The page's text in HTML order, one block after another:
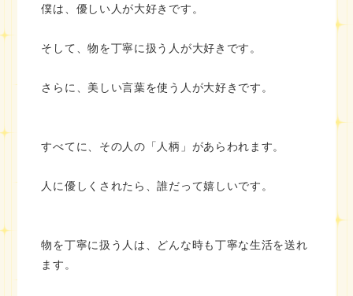
僕は、優しい人が大好きです。
そして、物を丁寧に扱う人が大好きです。
さらに、美しい言葉を使う人が大好きです。
すべてに、その人の「人柄」があらわれます。
人に優しくされたら、誰だって嬉しいです。
物を丁寧に扱う人は、どんな時も丁寧な生活を送れ
ます。